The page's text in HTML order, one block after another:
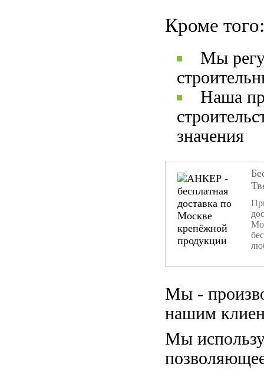
Кроме того:
Мы
Наша
значения
Мы -
нашим
Мы